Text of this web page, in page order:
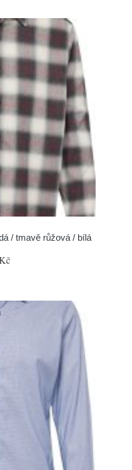
/ tmavě růžová / bílá